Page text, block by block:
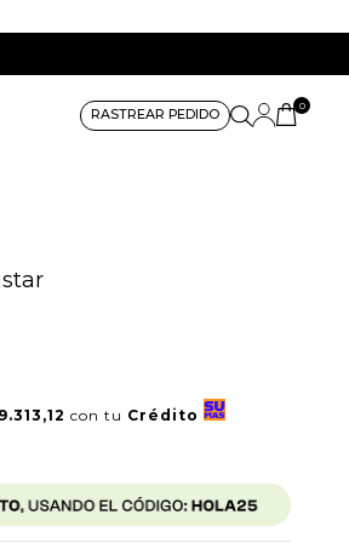
RASTREAR PEDIDO
0
con tu Crédito